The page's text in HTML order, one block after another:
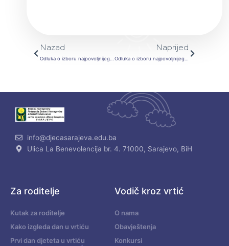
Prev
Nazad
Odluka o izboru najpovoljnijeg ponuđača JN-Usluge-DDD
Naprijed
Odluka o izboru najpovoljnijeg ponuđača JN-Robe-Nabavka i isporuka tepiha podnih prostirača i otirača za 2022. godinu
info@djecasarajeva.edu.ba
Ulica La Benevolencija br. 4. 71000, Sarajevo, BiH
Za roditelje
Kutak za roditelje
Kako izgleda dan u vrtiću
Prvi dan djeteta u vrtiću
Vodič kroz vrtić
O nama
Obavještenja
Konkursi